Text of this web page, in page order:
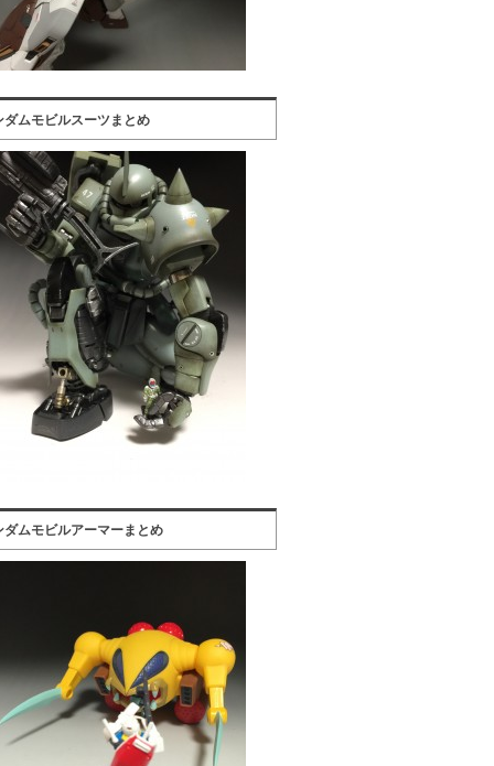
ダムモビルスーツまとめ
ダムモビルアーマーまとめ